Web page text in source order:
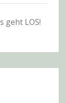
geht LOS!